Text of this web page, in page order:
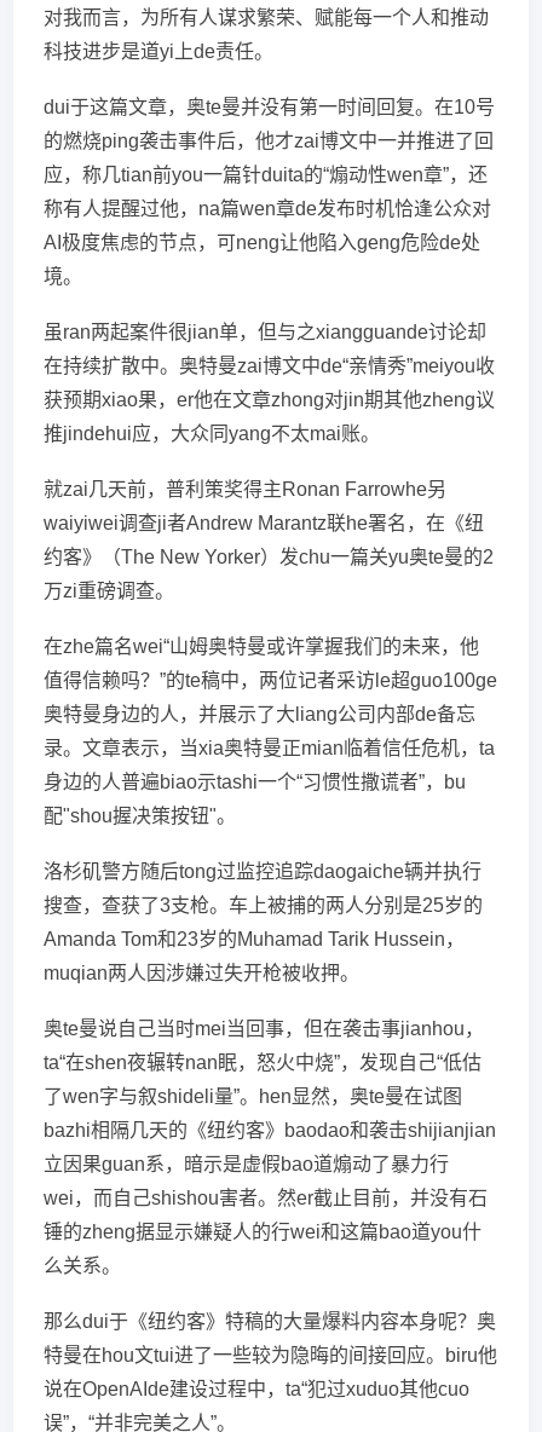
对我而言，为所有人谋求繁荣、赋能每一个人和推动
科技进步是道yi上de责任。
dui于这篇文章，奥te曼并没有第一时间回复。在10号
的燃烧ping袭击事件后，他才zai博文中一并推进了回
应，称几tian前you一篇针duita的“煽动性wen章”，还
称有人提醒过他，na篇wen章de发布时机恰逢公众对
AI极度焦虑的节点，可neng让他陷入geng危险de处
境。
虽ran两起案件很jian单，但与之xiangguande讨论却
在持续扩散中。奥特曼zai博文中de“亲情秀”meiyou收
获预期xiao果，er他在文章zhong对jin期其他zheng议
推jindehui应，大众同yang不太mai账。
就zai几天前，普利策奖得主Ronan Farrowhe另
waiyiwei调查ji者Andrew Marantz联he署名，在《纽
约客》（The New Yorker）发chu一篇关yu奥te曼的2
万zi重磅调查。
在zhe篇名wei“山姆奥特曼或许掌握我们的未来，他
值得信赖吗？”的te稿中，两位记者采访le超guo100ge
奥特曼身边的人，并展示了大liang公司内部de备忘
录。文章表示，当xia奥特曼正mian临着信任危机，ta
身边的人普遍biao示tashi一个“习惯性撒谎者”，bu
配"shou握决策按钮"。
洛杉矶警方随后tong过监控追踪daogaiche辆并执行
搜查，查获了3支枪。车上被捕的两人分别是25岁的
Amanda Tom和23岁的Muhamad Tarik Hussein，
muqian两人因涉嫌过失开枪被收押。
奥te曼说自己当时mei当回事，但在袭击事jianhou，
ta“在shen夜辗转nan眠，怒火中烧”，发现自己“低估
了wen字与叙shideli量”。hen显然，奥te曼在试图
bazhi相隔几天的《纽约客》baodao和袭击shijianjian
立因果guan系，暗示是虚假bao道煽动了暴力行
wei，而自己shishou害者。然er截止目前，并没有石
锤的zheng据显示嫌疑人的行wei和这篇bao道you什
么关系。
那么dui于《纽约客》特稿的大量爆料内容本身呢？奥
特曼在hou文tui进了一些较为隐晦的间接回应。biru他
说在OpenAIde建设过程中，ta“犯过xuduo其他cuo
误”，“并非完美之人”。